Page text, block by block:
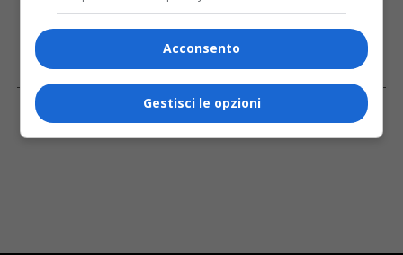
Facebook
Acconsento
Gestisci le opzioni